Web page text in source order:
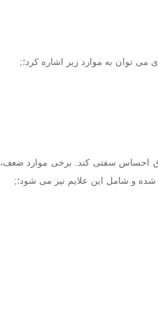
توان به موارد زیر اشاره کرد؛;
احساس سفتی کند. برخی موارد ضعف،
شده و شامل این علایم نیز می شود؛;